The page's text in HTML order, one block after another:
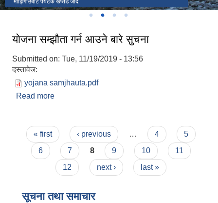
Judge को स्वागत
माझिगाउबाट पर्यटक खप्तड जादै
पालिकाका केही जनप्रतिनिधी , कर्मचारी तथा संघ संस्थाका प्रतिनिधिहरु
याेजना सम्झौता गर्न आउने बारे सुचना
Submitted on: Tue, 11/19/2019 - 13:56
दस्तावेज:
yojana samjhauta.pdf
Read more
Pages
« first ‹ previous … 4
5
6
7 8 9 10
11
12
next › last »
सूचना तथा समाचार